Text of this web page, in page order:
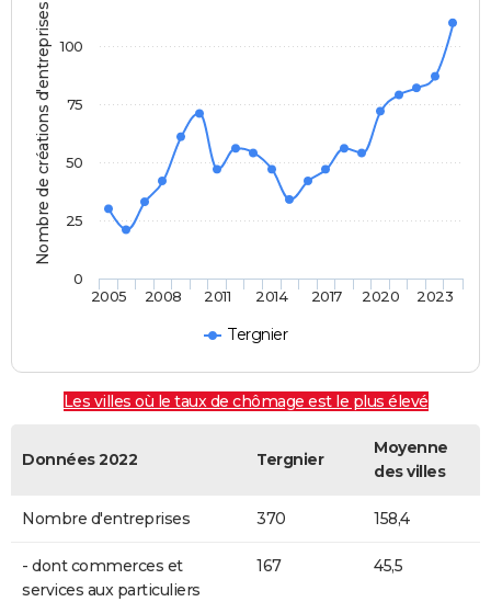
Nombre de créations d'entreprises
Tergnier
2005 2008 2011 2014 2017 2020 2023
0
25
50
75
100
Les villes où le taux de chômage est le plus élevé
Données 2022 Tergnier
Moyenne
des villes
Nombre d'entreprises 370 158,4
- dont commerces et
services aux particuliers
167 45,5